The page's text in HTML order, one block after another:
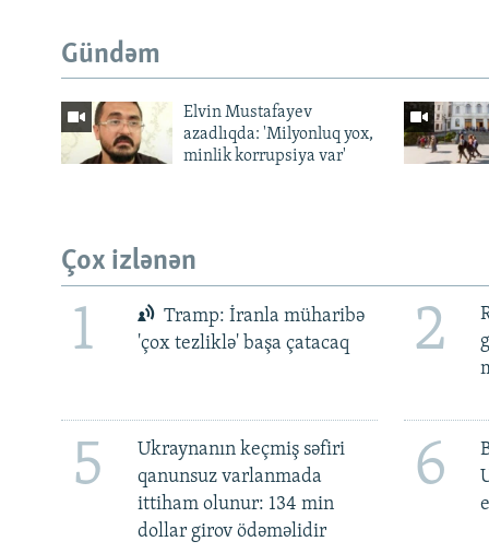
Gündəm
Elvin Mustafayev
azadlıqda: 'Milyonluq yox,
minlik korrupsiya var'
Çox izlənən
1
Tramp: İranla müharibə
'çox tezliklə' başa çatacaq
2
5
Ukraynanın keçmiş səfiri
qanunsuz varlanmada
ittiham olunur: 134 min
dollar girov ödəməlidir
6